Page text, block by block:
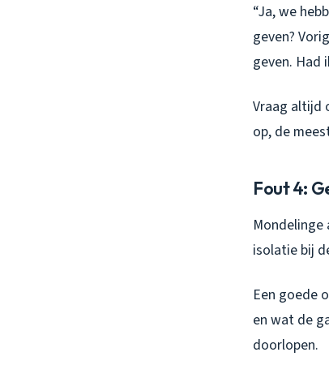
“Ja, we
geven?
geven. Had
Vraag altijd
op, de
Fout 4:
Mondelinge
isolatie bij
Een goede
en wat de
doorlopen.